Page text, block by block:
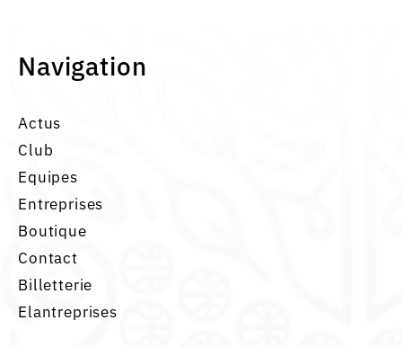
Navigation
Actus
Club
Equipes
Entreprises
Boutique
Contact
Billetterie
Elantreprises